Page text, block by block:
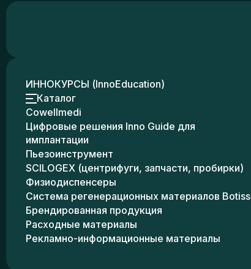
ИННОКУРСЫ (InnoEducation)
Каталог
Cowellmedi
Цифровые решения Inno Guide для
имплантации
Пьезоинструмент
SCILOGEX (центрифуги, запчасти, пробирки)
Физиодиспенсеры
Система регенерационных материалов Botiss
Брендированная продукция
Расходные материалы
Рекламно-информационные материалы